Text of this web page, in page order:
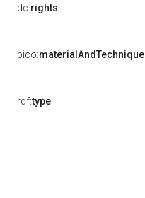
dc:rights
pico:materialAndTechnique
rdf:type